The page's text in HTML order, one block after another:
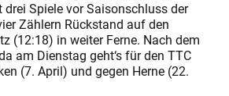
drei Spiele vor Saisonschluss der
Zählern Rückstand auf den
(12:18) in weiter Ferne. Nach dem
am Dienstag geht‘s für den TTC
(7. April) und gegen Herne (22.